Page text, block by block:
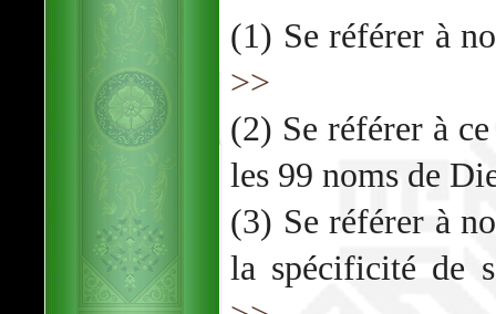
(1) Se référer à
>>
(2) Se référer à
les 99 noms de
(3) Se référer à
la spécificité de